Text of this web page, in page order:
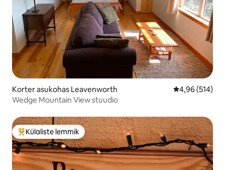
Korter asukohas Leavenworth Keskmine
4,96 (514)
Wedge Mountain View stuudio
Külaliste suur lemmik
Külaliste lemmik